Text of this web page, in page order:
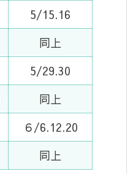
5/15.16
同上
5/29.30
同上
６/6.12.20
同上